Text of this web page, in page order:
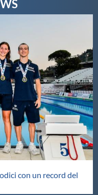
con un record del